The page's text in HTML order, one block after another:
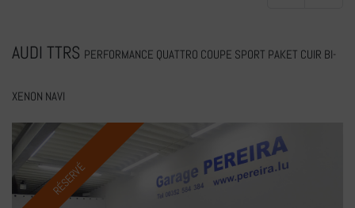
AUDI TTRS PERFORMANCE QUATTRO COUPE SPORT PAKET CUIR BI-
XENON NAVI
RÉSERVÉ